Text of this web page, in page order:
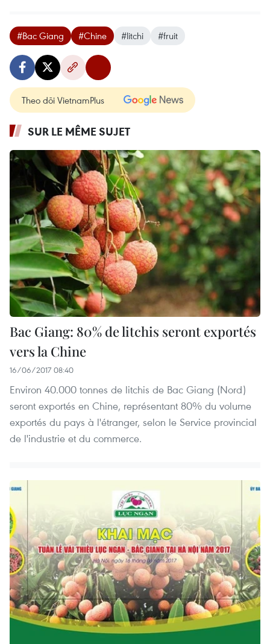
#Bac Giang #Chine #litchi #fruit
Theo dõi VietnamPlus
SUR LE MÊME SUJET
Bac Giang: 80% de litchis seront exportés
vers la Chine
16/06/2017 08:40
Environ 40.000 tonnes de litchis de Bac Giang (Nord)
seront exportés en Chine, représentant 80% du volume
exportés du pays à l'étranger, selon le Service provincial
de l'industrie et du commerce.